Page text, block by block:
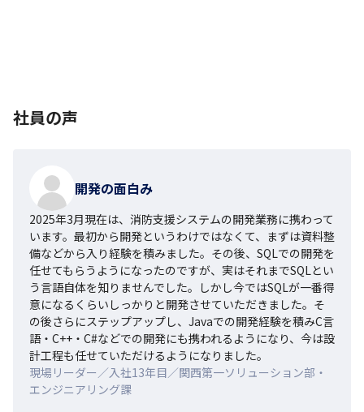
社員の声
開発の面白み
2025年3月現在は、消防支援システムの開発業務に携わって
います。最初から開発というわけではなくて、まずは資料整
備などから入り経験を積みました。その後、SQLでの開発を
任せてもらうようになったのですが、実はそれまでSQLとい
う言語自体を知りませんでした。しかし今ではSQLが一番得
意になるくらいしっかりと開発させていただきました。そ
の後さらにステップアップし、Javaでの開発経験を積みC言
語・C++・C#などでの開発にも携われるようになり、今は設
計工程も任せていただけるようになりました。
現場リーダー／入社13年目／関西第一ソリューション部・
エンジニアリング課